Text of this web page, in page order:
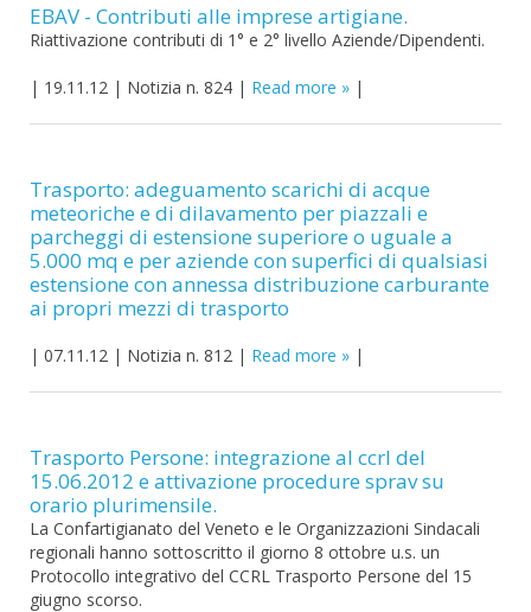
EBAV - Contributi alle imprese artigiane.
Riattivazione contributi di 1° e 2° livello Aziende/Dipendenti.
| 19.11.12 | Notizia n. 824 | Read more |
Trasporto: adeguamento scarichi di acque
meteoriche e di dilavamento per piazzali e
parcheggi di estensione superiore o uguale a
5.000 mq e per aziende con superfici di qualsiasi
estensione con annessa distribuzione carburante
ai propri mezzi di trasporto
| 07.11.12 | Notizia n. 812 | Read more |
Trasporto Persone: integrazione al ccrl del
15.06.2012 e attivazione procedure sprav su
orario plurimensile.
La Confartigianato del Veneto e le Organizzazioni Sindacali
regionali hanno sottoscritto il giorno 8 ottobre u.s. un
Protocollo integrativo del CCRL Trasporto Persone del 15
giugno scorso.